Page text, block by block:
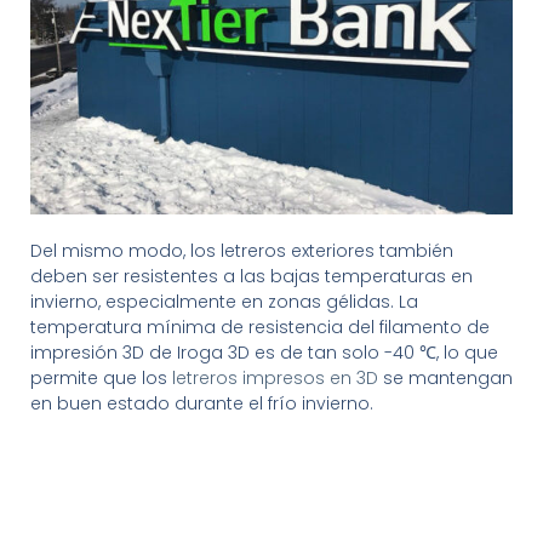
Del mismo modo, los letreros exteriores también
deben ser resistentes a las bajas temperaturas en
invierno, especialmente en zonas gélidas. La
temperatura mínima de resistencia del filamento de
impresión 3D de Iroga 3D es de tan solo -40 ℃, lo que
permite que los letreros impresos en 3D se mantengan
en buen estado durante el frío invierno.